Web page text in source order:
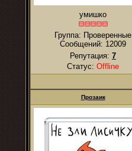
умишко
Группа: Проверенные
Сообщений: 12009
Репутация: 7
Статус: Offline
Прозаик